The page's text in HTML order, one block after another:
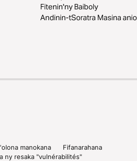
Fitenin'ny Baiboly
Andinin-tSoratra Masina anio
manokana
Fifanarahana
ny resaka "vulnérabilités"